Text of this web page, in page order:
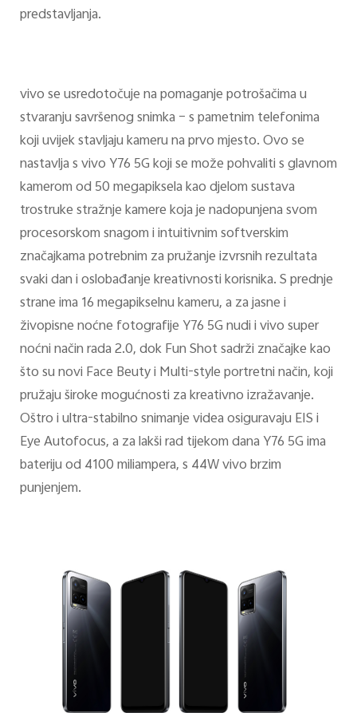
predstavljanja.
vivo se usredotočuje na pomaganje potrošačima u
stvaranju savršenog snimka – s pametnim telefonima
koji uvijek stavljaju kameru na prvo mjesto. Ovo se
nastavlja s vivo Y76 5G koji se može pohvaliti s glavnom
kamerom od 50 megapiksela kao djelom sustava
trostruke stražnje kamere koja je nadopunjena svom
procesorskom snagom i intuitivnim softverskim
značajkama potrebnim za pružanje izvrsnih rezultata
svaki dan i oslobađanje kreativnosti korisnika. S prednje
strane ima 16 megapikselnu kameru, a za jasne i
živopisne noćne fotografije Y76 5G nudi i vivo super
noćni način rada 2.0, dok Fun Shot sadrži značajke kao
što su novi Face Beuty i Multi-style portretni način, koji
pružaju široke mogućnosti za kreativno izražavanje.
Oštro i ultra-stabilno snimanje videa osiguravaju EIS i
Eye Autofocus, a za lakši rad tijekom dana Y76 5G ima
bateriju od 4100 miliampera, s 44W vivo brzim
punjenjem.